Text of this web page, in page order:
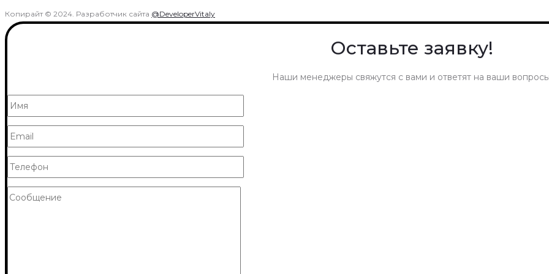
Копирайт © 2024. Разработчик сайта @DeveloperVitaly
Оставьте заявку!
Наши менеджеры свяжутся с вами и ответят на ваши